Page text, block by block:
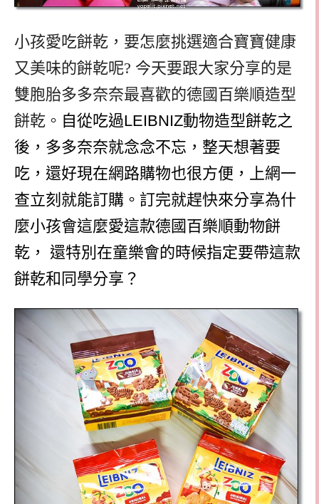
小孩愛吃餅乾，要怎麼挑選適合寶寶健康
又美味的餅乾呢? 今天要跟大家分享的是
雙胞胎多多奈奈最喜歡的德國百樂順造型
餅乾。 自從吃過LEIBNIZ動物造型餅乾之
後，多多奈奈就念念不忘，整天想著要
吃，還好現在網路購物也很方便，上網一
查立刻就能訂購。訂完就趕快來分享為什
麼小孩會這麼愛這款德國百樂順動物餅
乾，
還特別在童樂會的時候指定要帶這款
餅乾和同學分享？